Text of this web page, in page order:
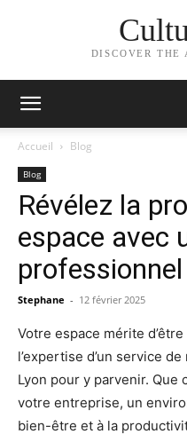
DISCOVER THE
Accueil Blog
Blog
Révélez la
espace avec
Stephane - 12 février 2025
Votre espace mérite
l’expertise d’un service
Lyon pour y parvenir.
votre entreprise, un
bien-être et à la